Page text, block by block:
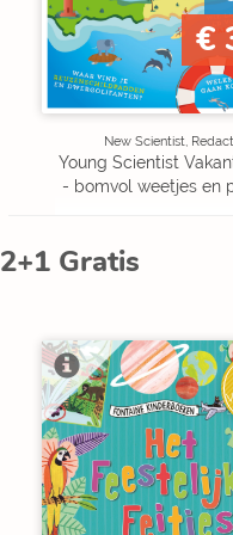
€
New Scientist,
Young Scientist
- bomvol weetjes en
2+1 Gratis